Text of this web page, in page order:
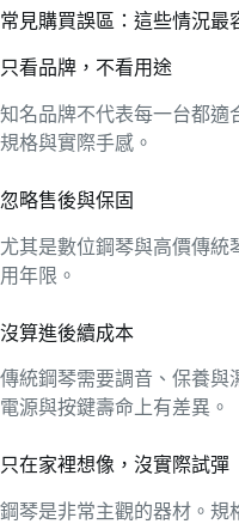
常見購買誤區：這些情況最
只看品牌，不看用途
知名品牌不代表每一台都適
規格與實際手感。
忽略售後與保固
尤其是數位鋼琴與高價傳統
用年限。
沒算進後續成本
傳統鋼琴需要調音、保養與
電源與按鍵壽命上有差異。
只在家裡想像，沒實際試彈
鋼琴是非常主觀的器材。規